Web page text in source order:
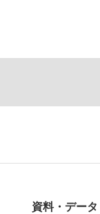
資料・データ